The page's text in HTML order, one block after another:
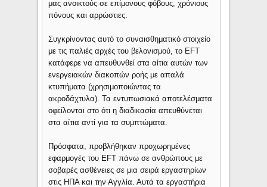
μας ανοικτούς σε επίμονους φόβους, χρόνιους
πόνους και αρρώστιες.
Συγκρίνοντας αυτό το συναισθηματικό στοιχείο
με τις παλιές αρχές του βελονισμού, το EFT
κατάφερε να απευθυνθεί στα αίτια αυτών των
ενεργειακών διακοπών ροής με απαλά
κτυπήματα (χρησιμοποιώντας τα
ακροδάχτυλα). Τα εντυπωσιακά αποτελέσματα
οφείλονται στο ότι η διαδικασία απευθύνεται
στα αίτια αντί για τα συμπτώματα.
Πρόσφατα, προβλήθηκαν προχωρημένες
εφαρμογές του EFT πάνω σε ανθρώπους με
σοβαρές ασθένειες σε μια σειρά εργαστηρίων
στις ΗΠΑ και την Αγγλία. Αυτά τα εργαστήρια